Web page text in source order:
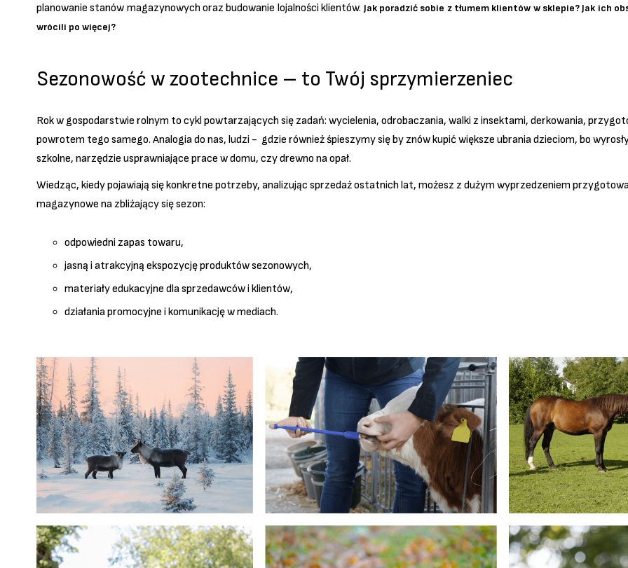
planowanie stanów magazynowych oraz budowanie lojalności klientów. Jak poradzić sobie z tłumem klientów w sklepie? Jak ich
wrócili po więcej?
Sezonowość w zootechnice – to Twój sprzymierzeniec
Rok w gospodarstwie rolnym to cykl powtarzających się zadań: wycielenia, odrobaczania, walki z insektami, derkowania,
powrotem tego samego. Analogia do nas, ludzi - gdzie również śpieszymy się by znów kupić większe ubrania dzieciom, bo
szkolne, narzędzie usprawniające prace w domu, czy drewno na opał.
Wiedząc, kiedy pojawiają się konkretne potrzeby, analizując sprzedaż ostatnich lat, możesz z dużym wyprzedzeniem
magazynowe na zbliżający się sezon:
odpowiedni zapas towaru,
jasną i atrakcyjną ekspozycję produktów sezonowych,
materiały edukacyjne dla sprzedawców i klientów,
działania promocyjne i komunikację w mediach.